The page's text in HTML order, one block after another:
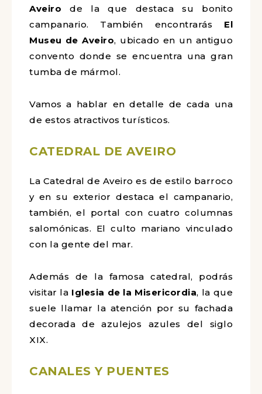
Aveiro de la que destaca su bonito
campanario. También encontrarás El
Museu de Aveiro, ubicado en un antiguo
convento donde se encuentra una gran
tumba de mármol.
Vamos a hablar en detalle de cada una
de estos atractivos turísticos.
CATEDRAL DE AVEIRO
La Catedral de Aveiro es de estilo barroco
y en su exterior destaca el campanario,
también, el portal con cuatro columnas
salomónicas. El culto mariano vinculado
con la gente del mar.
Además de la famosa catedral, podrás
visitar la Iglesia de la Misericordia, la que
suele llamar la atención por su fachada
decorada de azulejos azules del siglo
XIX.
CANALES Y PUENTES